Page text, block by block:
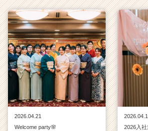
2026.04.21
Welcome party🌸
2026入社